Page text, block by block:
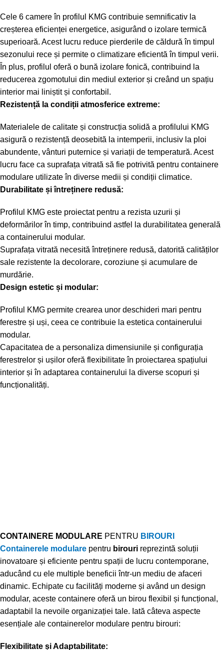
Cele 6 camere în profilul KMG contribuie semnificativ la
creșterea eficienței energetice, asigurând o izolare termică
superioară. Acest lucru reduce pierderile de căldură în timpul
sezonului rece și permite o climatizare eficientă în timpul verii.
În plus, profilul oferă o bună izolare fonică, contribuind la
reducerea zgomotului din mediul exterior și creând un spațiu
interior mai liniștit și confortabil.
Rezistență la condiții atmosferice extreme:
Materialele de calitate și construcția solidă a profilului KMG
asigură o rezistență deosebită la intemperii, inclusiv la ploi
abundente, vânturi puternice și variații de temperatură. Acest
lucru face ca suprafața vitrată să fie potrivită pentru containere
modulare utilizate în diverse medii și condiții climatice.
Durabilitate și întreținere redusă:
Profilul KMG este proiectat pentru a rezista uzurii și
deformărilor în timp, contribuind astfel la durabilitatea generală
a containerului modular.
Suprafața vitrată necesită întreținere redusă, datorită calităților
sale rezistente la decolorare, coroziune și acumulare de
murdărie.
Design estetic și modular:
Profilul KMG permite crearea unor deschideri mari pentru
ferestre și uși, ceea ce contribuie la estetica containerului
modular.
Capacitatea de a personaliza dimensiunile și configurația
ferestrelor și ușilor oferă flexibilitate în proiectarea spațiului
interior și în adaptarea containerului la diverse scopuri și
funcționalități.
CONTAINERE MODULARE PENTRU BIROURI
Containerele modulare pentru birouri reprezintă soluții
inovatoare și eficiente pentru spații de lucru contemporane,
aducând cu ele multiple beneficii într-un mediu de afaceri
dinamic. Echipate cu facilități moderne și având un design
modular, aceste containere oferă un birou flexibil și funcțional,
adaptabil la nevoile organizației tale. Iată câteva aspecte
esențiale ale containerelor modulare pentru birouri:
Flexibilitate și Adaptabilitate: